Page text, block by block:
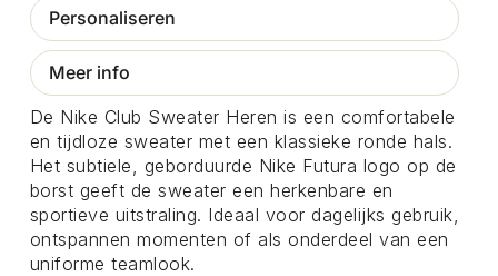
Personaliseren
Meer info
De Nike Club Sweater Heren is een comfortabele
en tijdloze sweater met een klassieke ronde hals.
Het subtiele, geborduurde Nike Futura logo op de
borst geeft de sweater een herkenbare en
sportieve uitstraling. Ideaal voor dagelijks gebruik,
ontspannen momenten of als onderdeel van een
uniforme teamlook.